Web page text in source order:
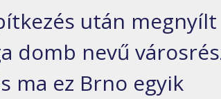
után megnyílt
domb nevű
ma ez Brno egyik